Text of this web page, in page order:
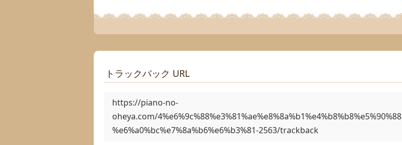
トラックバック URL
https://piano-no-
oheya.com/4%e6%9c%88%e3%81%ae%e8%8a%b1%e4%b8%b8%e5%90%88
%e6%a0%bc%e7%8a%b6%e6%b3%81-2563/trackback